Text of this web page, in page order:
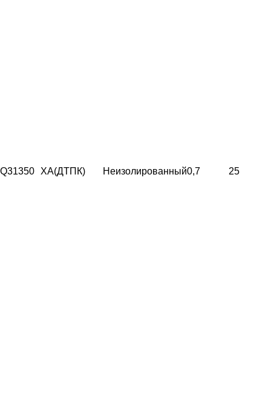
Q31350 ХА(ДТПК) Неизолированный0,7 25